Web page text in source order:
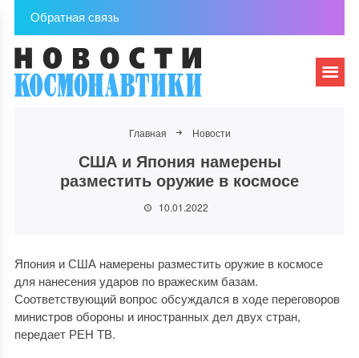
Обратная связь
Главная Новости
США и Япония намерены
разместить оружие в космосе
10.01.2022
Япония и США намерены разместить оружие в космосе
для нанесения ударов по вражеским базам.
Соответствующий вопрос обсуждался в ходе переговоров
министров обороны и иностранных дел двух стран,
передает РЕН ТВ.